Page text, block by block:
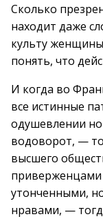
Сколько
находит даже
культу
понять, что
И когда во
все истинные
одушевлении
водоворот, —
высшего
приверженцами
утонченными,
нравами, —